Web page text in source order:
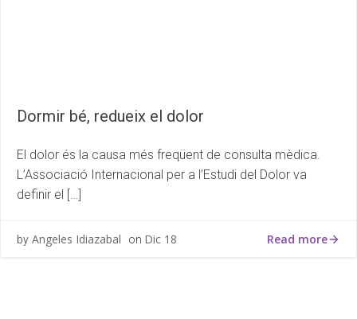
Dormir bé, redueix el dolor
El dolor és la causa més freqüent de consulta mèdica.
L’Associació Internacional per a l’Estudi del Dolor va
definir el […]
by Angeles Idiazabal on Dic 18 Read more